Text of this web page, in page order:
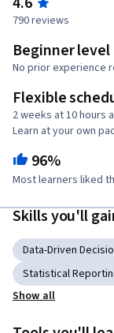
790 reviews
Beginner level
No prior experience
Flexible
2 weeks at 10 hours
Learn at your own
96%
Most learners liked
Skills you'll
Data-Driven
Statistical
Show all